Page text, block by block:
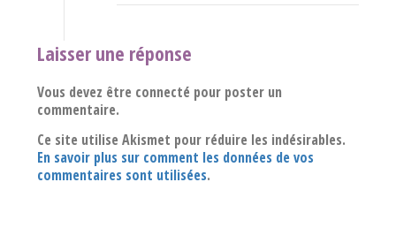
Laisser une réponse
Vous devez être connecté pour poster un
commentaire.
Ce site utilise Akismet pour réduire les indésirables.
En savoir plus sur comment les données de vos
commentaires sont utilisées.